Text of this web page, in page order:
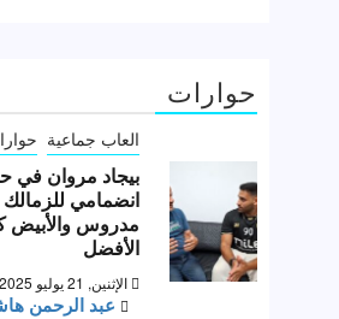
حوارات
العاب جماعية
بيجاد مروان في
انضمامي للزمالك
مدروس والأبيض
الأفضل
الإثنين, 21 يوليو 2025, 5:37 م
عبد الرحمن